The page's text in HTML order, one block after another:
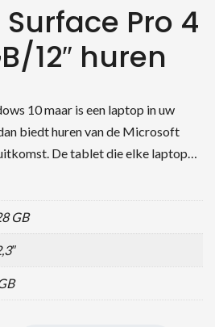
Pro 4
12″ huren
10 maar is een laptop in uw
biedt huren van de Microsoft
De tablet die elke laptop…
GB